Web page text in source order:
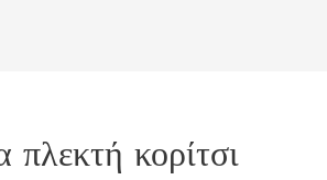
κορίτσι